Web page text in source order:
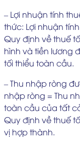
– Lợi nhuận tính
thức: Lợi nhuận
Quy định về thuế
hình và tiền lương
tối thiểu toàn cầu.
– Thu nhập ròng
nhập ròng = Thu
toàn cầu của tất
Quy định về thuế
vị hợp thành.